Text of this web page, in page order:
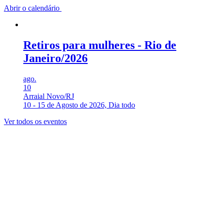
Abrir o calendário
Retiros para mulheres - Rio de
Janeiro/2026
ago.
10
Arraial Novo/RJ
10 - 15 de Agosto de 2026, Dia todo
Ver todos os eventos